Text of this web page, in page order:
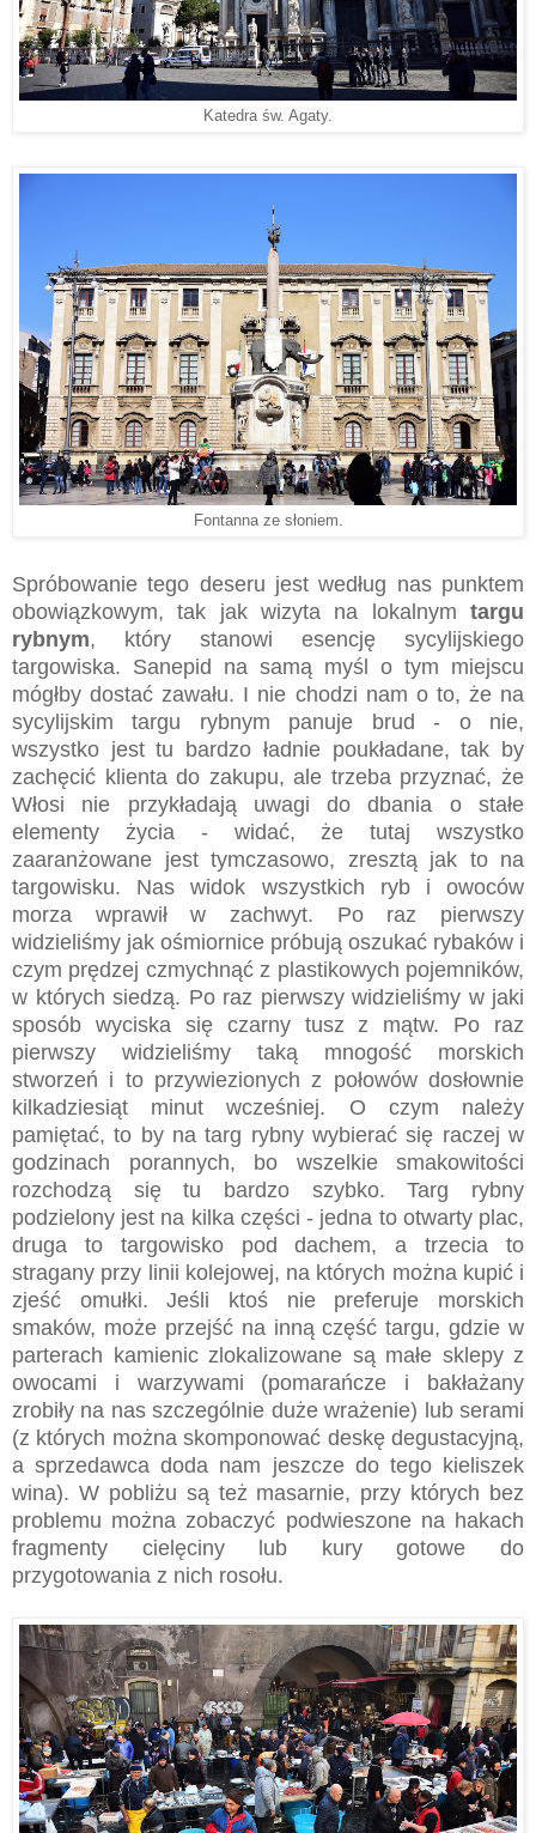
Katedra św. Agaty.
Fontanna ze słoniem.
Spróbowanie tego deseru jest według nas punktem
obowiązkowym, tak jak wizyta na lokalnym targu
rybnym, który stanowi esencję sycylijskiego
targowiska. Sanepid na samą myśl o tym miejscu
mógłby dostać zawału. I nie chodzi nam o to, że na
sycylijskim targu rybnym panuje brud - o nie,
wszystko jest tu bardzo ładnie poukładane, tak by
zachęcić klienta do zakupu, ale trzeba przyznać, że
Włosi nie przykładają uwagi do dbania o stałe
elementy życia - widać, że tutaj wszystko
zaaranżowane jest tymczasowo, zresztą jak to na
targowisku. Nas widok wszystkich ryb i owoców
morza wprawił w zachwyt. Po raz pierwszy
widzieliśmy jak ośmiornice próbują oszukać rybaków i
czym prędzej czmychnąć z plastikowych pojemników,
w których siedzą. Po raz pierwszy widzieliśmy w jaki
sposób wyciska się czarny tusz z mątw. Po raz
pierwszy widzieliśmy taką mnogość morskich
stworzeń i to przywiezionych z połowów dosłownie
kilkadziesiąt minut wcześniej. O czym należy
pamiętać, to by na targ rybny wybierać się raczej w
godzinach porannych, bo wszelkie smakowitości
rozchodzą się tu bardzo szybko. Targ rybny
podzielony jest na kilka części - jedna to otwarty plac,
druga to targowisko pod dachem, a trzecia to
stragany przy linii kolejowej, na których można kupić i
zjeść omułki. Jeśli ktoś nie preferuje morskich
smaków, może przejść na inną część targu, gdzie w
parterach kamienic zlokalizowane są małe sklepy z
owocami i warzywami (pomarańcze i bakłażany
zrobiły na nas szczególnie duże wrażenie) lub serami
(z których można skomponować deskę degustacyjną,
a sprzedawca doda nam jeszcze do tego kieliszek
wina). W pobliżu są też masarnie, przy których bez
problemu można zobaczyć podwieszone na hakach
fragmenty cielęciny lub kury gotowe do
przygotowania z nich rosołu.